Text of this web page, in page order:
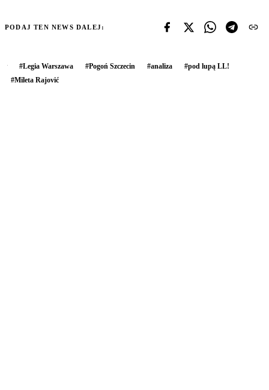
PODAJ TEN NEWS DALEJ:
#Legia Warszawa #Pogoń Szczecin #analiza #pod lupą LL!
#Mileta Rajović